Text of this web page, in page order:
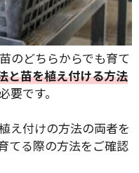
のどちらからでも育て
と苗を植え付ける方法
要です。
え付けの方法の両者を
てる際の方法をご確認